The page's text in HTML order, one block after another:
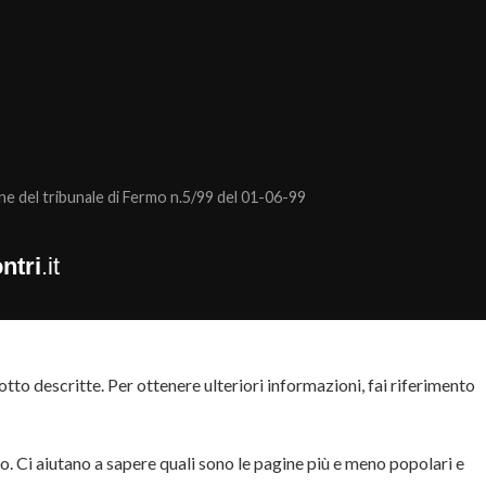
del tribunale di Fermo n.5/99 del 01-06-99
.it
descritte. Per ottenere ulteriori informazioni, fai riferimento
aiutano a sapere quali sono le pagine più e meno popolari e